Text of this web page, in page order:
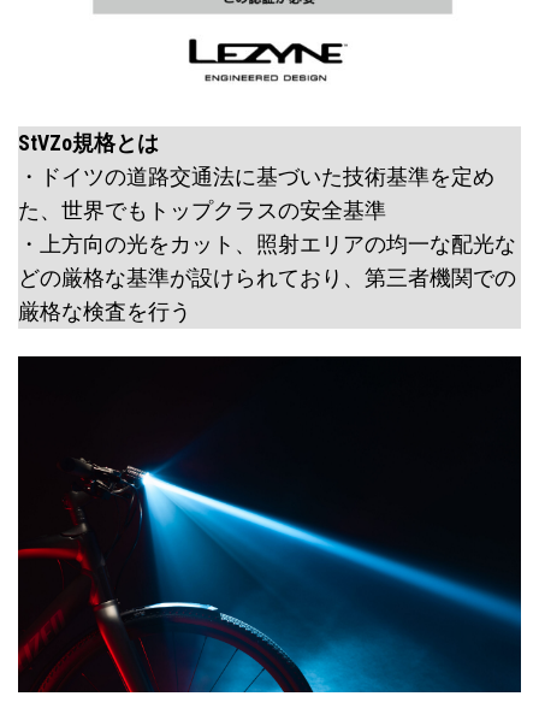
StVZo規格とは
・ドイツの道路交通法に基づいた技術基準を定め
た、世界でもトップクラスの安全基準
・上方向の光をカット、照射エリアの均一な配光な
どの厳格な基準が設けられており、第三者機関での
厳格な検査を行う